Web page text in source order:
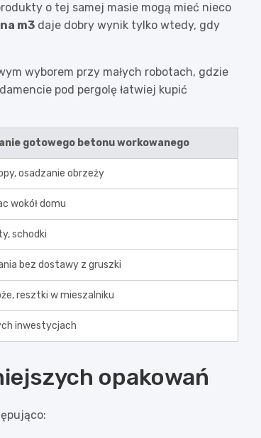
o tej samej masie mogą mieć nieco
m3 daje dobry wynik tylko wtedy, gdy
wyborem przy małych robotach, gdzie
pod pergolę łatwiej kupić
gotowego betonu workowanego
osadzanie obrzeży
wokół domu
schodki
bez dostawy z gruszki
resztki w mieszalniku
inwestycjach
opakowań